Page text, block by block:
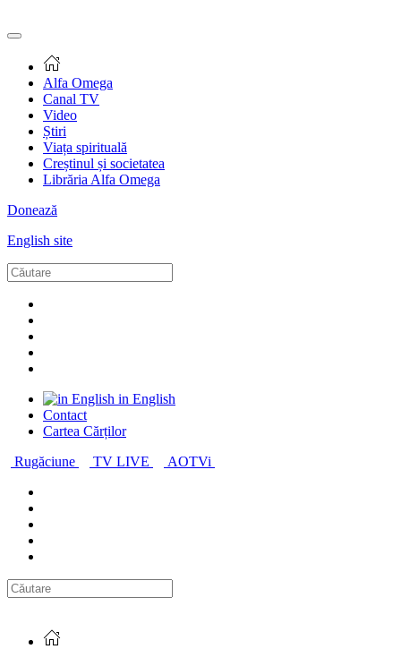
Alfa Omega
Canal TV
Video
Știri
Viața spirituală
Creștinul și societatea
Librăria Alfa Omega
Donează
English site
in English
Contact
Cartea Cărților
Rugăciune
TV LIVE AOTVi